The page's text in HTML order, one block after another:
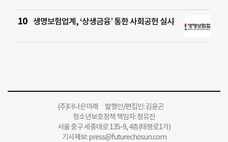
생명보험업계, ‘상생금융’ 통한 사회공헌 실시
(주)더나은미래 발행인/편집인: 김윤곤
청소년보호정책 책임자: 정유진
서울 중구 세종대로 135-9, 4층(태평로1가)
기사제보:press@futurechosun.com